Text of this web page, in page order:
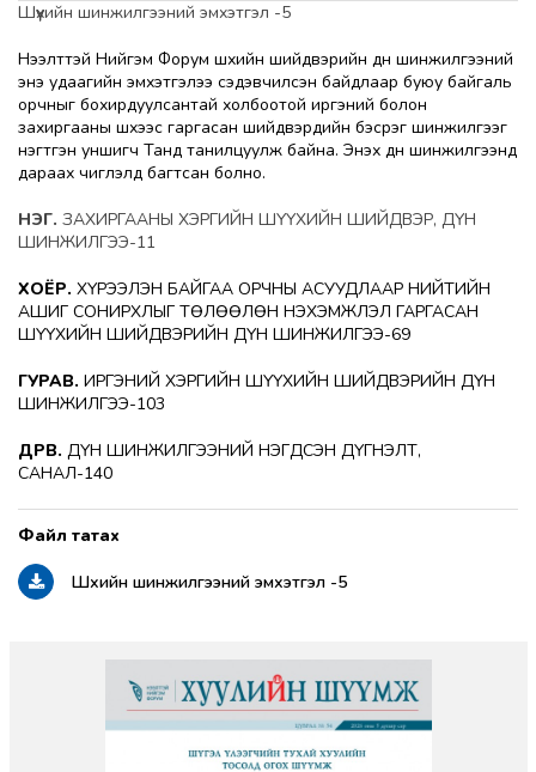
Шүүхийн шинжилгээний эмхэтгэл -5
Нээлттэй Нийгэм Форум шүүхийн шийдвэрийн дүн шинжилгээний
энэ удаагийн эмхэтгэлээ сэдэвчилсэн байдлаар буюу байгаль
орчныг бохирдуулсантай холбоотой иргэний болон
захиргааны шүүхээс гаргасан шийдвэрүүдийн бэсрэг шинжилгээг
нэгтгэн уншигч Танд танилцуулж байна. Энэхүү дүн шинжилгээнд
дараах чиглэлүүд багтсан болно.
НЭГ. ЗАХИРГААНЫ ХЭРГИЙН ШҮҮХИЙН ШИЙДВЭР, ДҮН
ШИНЖИЛГЭЭ-11
ХОЁР. ХҮРЭЭЛЭН БАЙГАА ОРЧНЫ АСУУДЛААР НИЙТИЙН
АШИГ СОНИРХЛЫГ ТӨЛӨӨЛӨН НЭХЭМЖЛЭЛ ГАРГАСАН
ШҮҮХИЙН ШИЙДВЭРИЙН ДҮН ШИНЖИЛГЭЭ-69
ГУРАВ. ИРГЭНИЙ ХЭРГИЙН ШҮҮХИЙН ШИЙДВЭРИЙН ДҮН
ШИНЖИЛГЭЭ-103
ДӨРӨВ. ДҮН ШИНЖИЛГЭЭНИЙ НЭГДСЭН ДҮГНЭЛТ,
САНАЛ-140
Шүүхийн шинжилгээний эмхэтгэл -5